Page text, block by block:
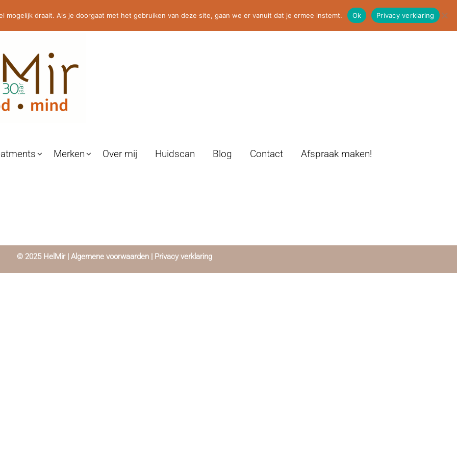
Merken Over mij Huidscan Blog Contact Afspraak maken!
© 2025 HelMir | Algemene voorwaarden| Privacy verklaring
draait. Als je doorgaat met het gebruiken van deze site, gaan we er vanuit dat je ermee instemt. Ok Privacy verklaring